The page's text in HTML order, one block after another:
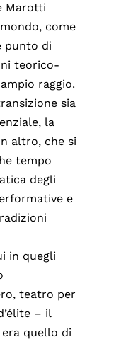
Marotti
come
punto di
teorico-
raggio.
sia
la
altro, che si
tempo
degli
e
in quegli
teatro per
– il
quello di